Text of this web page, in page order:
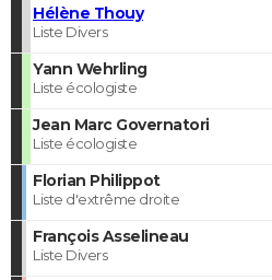
Hélène Thouy
Liste Divers
Yann Wehrling
Liste écologiste
Jean Marc Governatori
Liste écologiste
Florian Philippot
Liste d'extrême droite
François Asselineau
Liste Divers